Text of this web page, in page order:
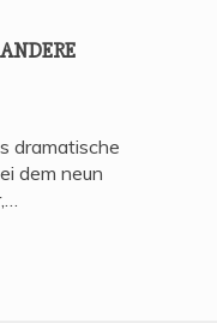
dramatische
dem neun